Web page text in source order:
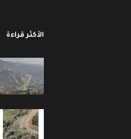
الأكثر قراءة